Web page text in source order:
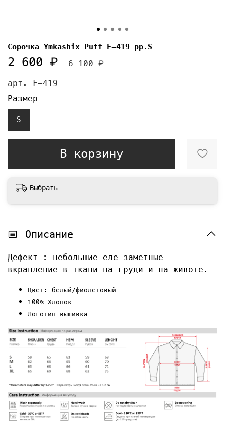
арт. F-419
Сорочка Ymkashix Puff F-419 pp.S
2 600 ₽ 6 100 ₽
В корзину
Размер
S
Выбрать
Описание
Дефект : небольшие еле заметные
вкрапление в ткани на груди и на животе.
Цвет: белый/фиолетовый
100% Хлопок
Логотип вышивка